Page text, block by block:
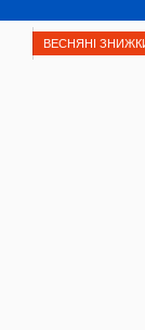
ВЕСНЯНІ